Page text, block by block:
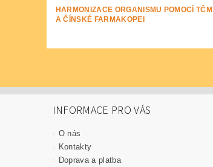
HARMONIZACE ORGANISMU POMOCÍ TČM
A ČÍNSKÉ FARMAKOPEI
INFORMACE PRO VÁS
O nás
Kontakty
Doprava a platba